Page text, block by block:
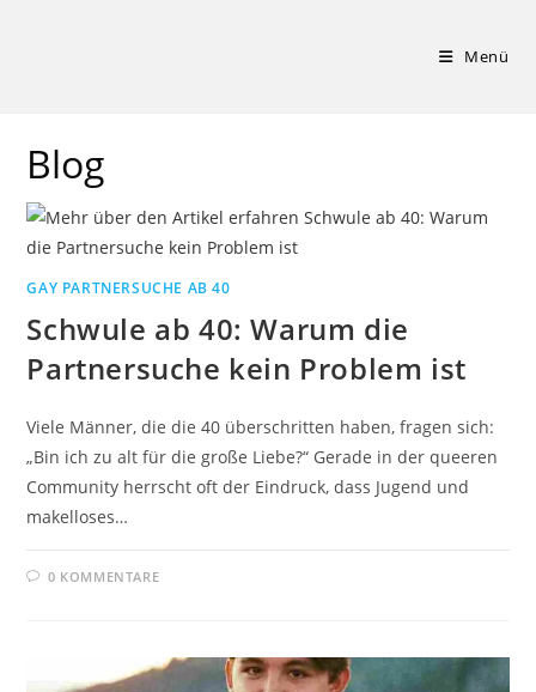
Menü
Blog
GAY PARTNERSUCHE AB 40
Schwule ab 40: Warum die
Partnersuche kein Problem ist
Viele Männer, die die 40 überschritten haben, fragen sich:
„Bin ich zu alt für die große Liebe?“ Gerade in der queeren
Community herrscht oft der Eindruck, dass Jugend und
makelloses…
0 KOMMENTARE